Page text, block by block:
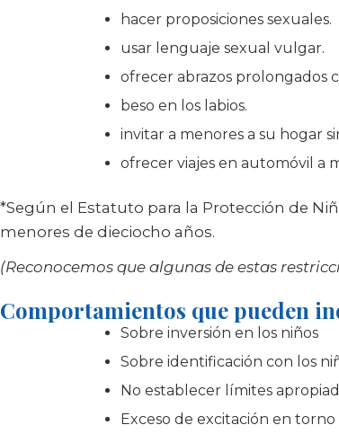
hacer proposiciones sexuales.
usar lenguaje sexual vulgar.
ofrecer abrazos prolongados
beso en los labios.
invitar a menores a su hogar
ofrecer viajes en automóvil a
*Según el Estatuto para la Protección de
menores de dieciocho años.
(Reconocemos que algunas de estas
Comportamientos que pueden
Sobre inversión en los niños
Sobre identificación con los
No establecer límites
Exceso de excitación en torno